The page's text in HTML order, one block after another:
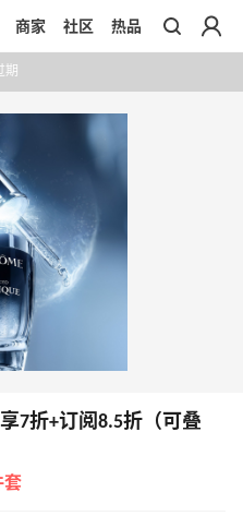
商家 社区 热品
期
7折+订阅8.5折（可叠
套